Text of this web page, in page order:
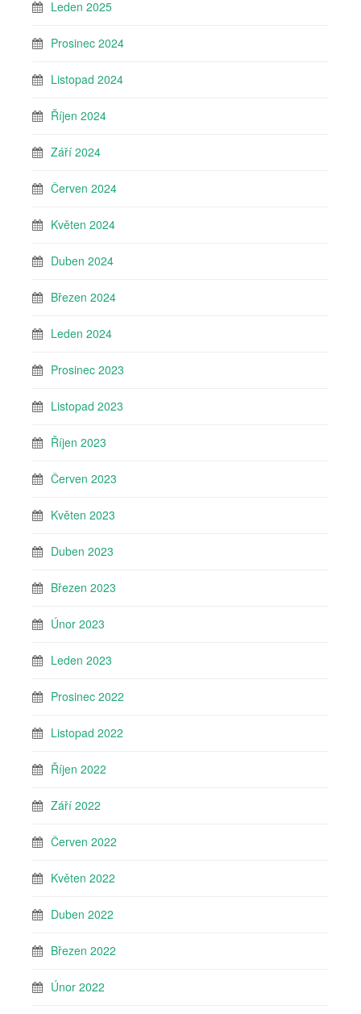
Leden 2025
Prosinec 2024
Listopad 2024
Říjen 2024
Září 2024
Červen 2024
Květen 2024
Duben 2024
Březen 2024
Leden 2024
Prosinec 2023
Listopad 2023
Říjen 2023
Červen 2023
Květen 2023
Duben 2023
Březen 2023
Únor 2023
Leden 2023
Prosinec 2022
Listopad 2022
Říjen 2022
Září 2022
Červen 2022
Květen 2022
Duben 2022
Březen 2022
Únor 2022